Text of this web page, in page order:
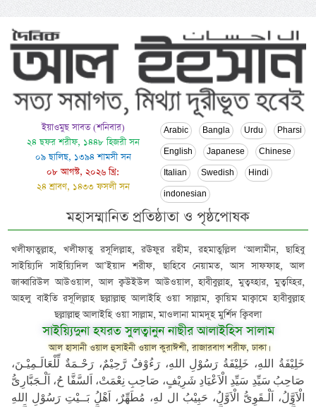
ইয়াওমুছ সাবত (শনিবার)
২৪ ছফর শরীফ, ১৪৪৮ হিজরী সন
০৯ ছালিছ, ১৩৯৪ শামসী সন
০৮ আগস্ট, ২০২৬ খ্রি:
২৪ শ্রাবণ, ১৪৩৩ ফসলী সন
Arabic Bangla Urdu Pharsi
English Japanese Chinese
Italian Swedish Hindi
indonesian
মহাসম্মানিত প্রতিষ্ঠাতা ও পৃষ্ঠপোষক
খলীফাতুল্লাহ, খলীফাতু রসূলিল্লাহ, রঊফুর রহীম, রহমাতুল্লিল ‘আলামীন, ছাহিবু
সাইয়্যিদি সাইয়্যিদিল আ’ইয়াদ শরীফ, ছাহিবে নেয়ামত, আস সাফফাহ, আল
জাব্বারিউল আউওয়াল, আল ক্বউইউল আউওয়াল, হাবীবুল্লাহ, মুত্বহ্হার, মুত্বহ্হির,
আহলু বাইতি রসূলিল্লাহ ছল্লাল্লাহু আলাইহি ওয়া সাল্লাম, ক্বায়িম মাক্বামে হাবীবুল্লাহ
ছল্লাল্লাহু আলাইহি ওয়া সাল্লাম, মাওলানা মামদূহ মুর্শিদ ক্বিবলা
সাইয়্যিদুনা হযরত সুলত্বানুন নাছীর আলাইহিস সালাম
আল হাসানী ওয়াল হুসাইনী ওয়াল কুরাঈশী, রাজারবাগ শরীফ, ঢাকা।
خَلِيْفَةُ اللهِ، خَلِيْفَةُ رَسُوْلِ اللهِ، رَءُوْفٌ رَّحِيْمٌ، رَحْـمَةٌ لِّلْعَالَـمِيْـنَ،
صَاحِبُ سَيِّدِ سَيِّدِ الْاَعْيَادِ شَرِيْفٍ، صَاحِبِ نِعْمَتْ، اَلسَّفَّا حُ، اَلْـجَبَّارِىُّ
الْاَوَّلُ، اَلْـقَوِىُّ الْاَوَّلُ، حَبِيْبُ ال لهِ، مُطَهِّرٌ، اَهْلُ بَــيْتِ رَسُوْلِ اللهِ